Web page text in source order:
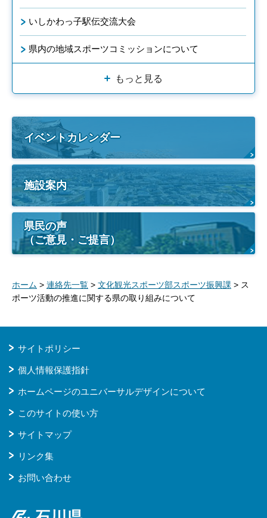
いしかわっ子駅伝交流大会
県内の地域スポーツコミッションについて
もっと見る
イベントカレンダー
施設案内
県民の声
（ご意見・ご提言）
ホーム > 連絡先一覧 > 文化観光スポーツ部スポーツ振興課 > ス
ポーツ活動の推進に関する県の取り組みについて
サイトポリシー
個人情報保護指針
ホームページのユニバーサルデザインについて
このサイトの使い方
サイトマップ
リンク集
お問い合わせ